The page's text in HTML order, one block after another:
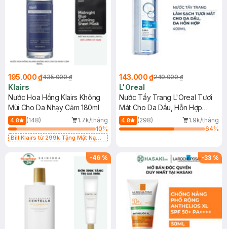
195.000 ₫435.000 ₫
Klairs
Nước Hoa Hồng Klairs Không
Mùi Cho Da Nhạy Cảm 180ml
4.8 (148)
1.7k/tháng
10%
Bill Klairs từ 299k Tặng Mặt Nạ
25ml (SL Có Hạn)
143.000 ₫249.000 ₫
L'Oreal
Nước Tẩy Trang L'Oreal Tươi
Mát Cho Da Dầu, Hỗn Hợp
400ml
4.8 (298)
1.9k/tháng
64%
-46 % -33 %